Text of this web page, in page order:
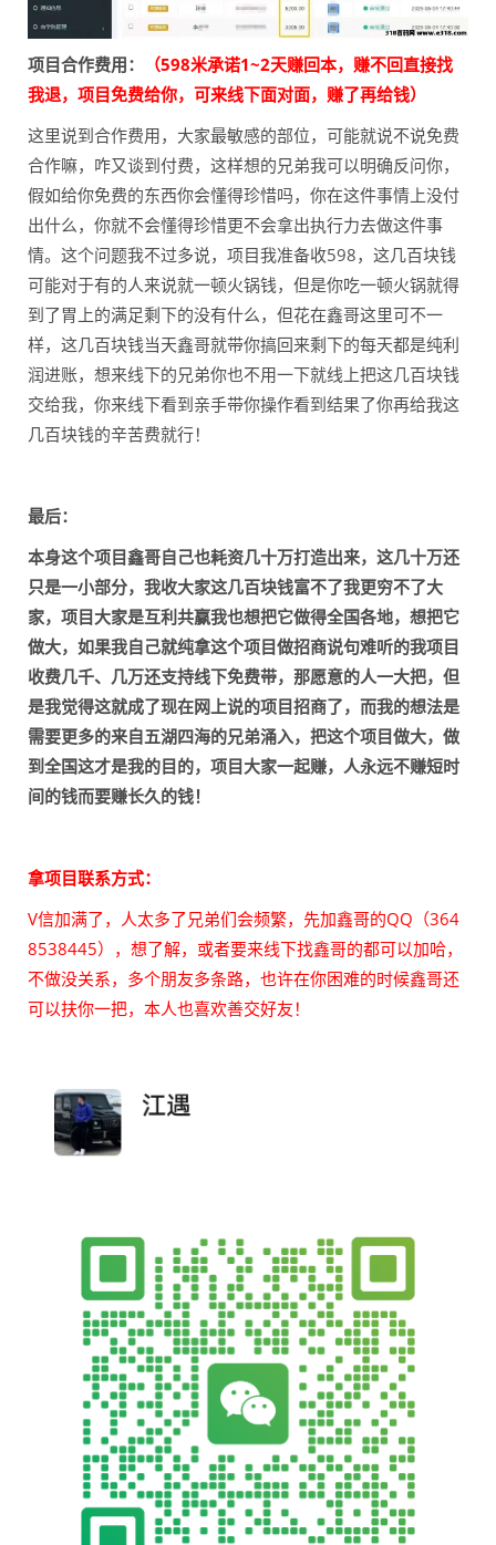
项目合作费用：
（598米承诺1~2天赚回本，赚不回直接找
我退，项目免费给你，可来线下面对面，赚了再给钱）
这里说到合作费用，大家最敏感的部位，可能就说不说免费
合作嘛，咋又谈到付费，这样想的兄弟我可以明确反问你，
假如给你免费的东西你会懂得珍惜吗，你在这件事情上没付
出什么，你就不会懂得珍惜更不会拿出执行力去做这件事
情。这个问题我不过多说，项目我准备收598，这几百块钱
可能对于有的人来说就一顿火锅钱，但是你吃一顿火锅就得
到了胃上的满足剩下的没有什么，但花在鑫哥这里可不一
样，这几百块钱当天鑫哥就带你搞回来剩下的每天都是纯利
润进账，想来线下的兄弟你也不用一下就线上把这几百块钱
交给我，你来线下看到亲手带你操作看到结果了你再给我这
几百块钱的辛苦费就行！
最后：
本身这个项目鑫哥自己也耗资几十万打造出来，这几十万还
只是一小部分，我收大家这几百块钱富不了我更穷不了大
家，项目大家是互利共赢我也想把它做得全国各地，想把它
做大，如果我自己就纯拿这个项目做招商说句难听的我项目
收费几千、几万还支持线下免费带，那愿意的人一大把，但
是我觉得这就成了现在网上说的项目招商了，而我的想法是
需要更多的来自五湖四海的兄弟涌入，把这个项目做大，做
到全国这才是我的目的，项目大家一起赚，人永远不赚短时
间的钱而要赚长久的钱！
拿项目联系方式：
V信加满了，人太多了兄弟们会频繁，先加鑫哥的QQ（364
8538445），想了解，或者要来线下找鑫哥的都可以加哈，
不做没关系，多个朋友多条路，也许在你困难的时候鑫哥还
可以扶你一把，本人也喜欢善交好友！